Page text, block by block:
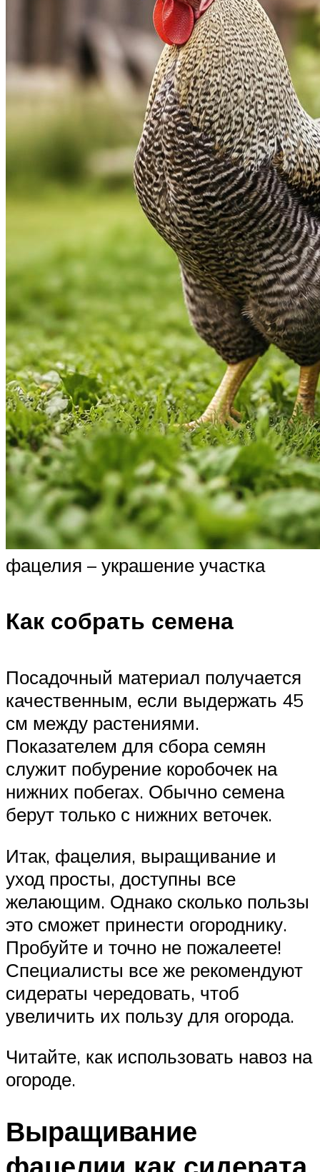
фацелия – украшение участка
Как собрать семена
Посадочный материал получается
качественным, если выдержать 45
см между растениями.
Показателем для сбора семян
служит побурение коробочек на
нижних побегах. Обычно семена
берут только с нижних веточек.
Итак, фацелия, выращивание и
уход просты, доступны все
желающим. Однако сколько пользы
это сможет принести огороднику.
Пробуйте и точно не пожалеете!
Специалисты все же рекомендуют
сидераты чередовать, чтоб
увеличить их пользу для огорода.
Читайте, как использовать навоз на
огороде.
Выращивание